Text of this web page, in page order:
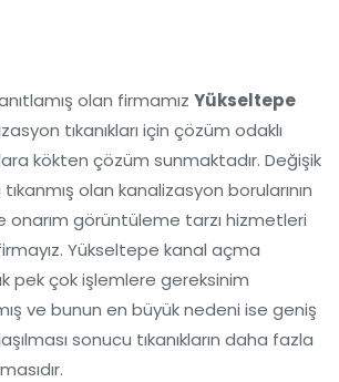
olan firmamız Yükseltepe
tıkanıkları için çözüm odaklı
kökten çözüm sunmaktadır. Değişik
olan kanalizasyon borularının
onarım görüntüleme tarzı hizmetleri
Yükseltepe kanal açma
pek çok işlemlere gereksinim
ve bunun en büyük nedeni ise geniş
sonucu tıkanıkların daha fazla